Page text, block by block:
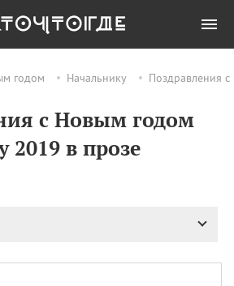
годом Начальнику Поздравления
с Новым годом
2019 в прозе
ПРАЗДНИКИ Все
09.08 День памяти
великомученика и
целителя Пантелеимона